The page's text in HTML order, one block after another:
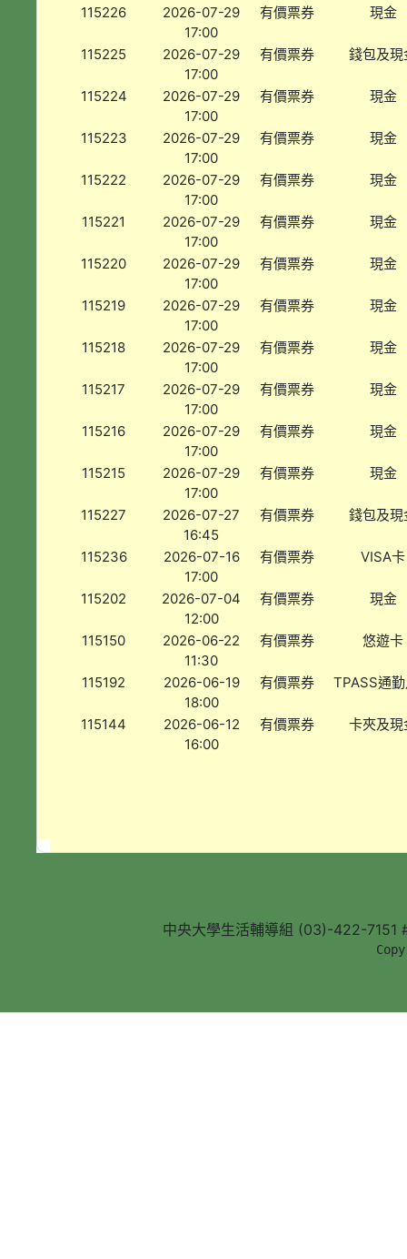
115226
2026-07-29
17:00
有價票券 現金
115225
2026-07-29
17:00
有價票券 錢包及現
115224
2026-07-29
17:00
有價票券 現金
115223
2026-07-29
17:00
有價票券 現金
115222
2026-07-29
17:00
有價票券 現金
115221
2026-07-29
17:00
有價票券 現金
115220
2026-07-29
17:00
有價票券 現金
115219
2026-07-29
17:00
有價票券 現金
115218
2026-07-29
17:00
有價票券 現金
115217
2026-07-29
17:00
有價票券 現金
115216
2026-07-29
17:00
有價票券 現金
115215
2026-07-29
17:00
有價票券 現金
115227
2026-07-27
16:45
有價票券 錢包及現
115236
2026-07-16
17:00
有價票券 VISA卡
115202
2026-07-04
12:00
有價票券 現金
115150
2026-06-22
11:30
有價票券 悠遊卡
115192
2026-06-19
18:00
有價票券 TPASS通
115144
2026-06-12
16:00
有價票券 卡夾及現
中央大學生活輔導組 (03)-422-7151